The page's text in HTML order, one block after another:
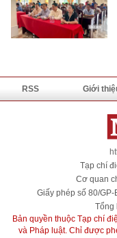
RSS Giới
Tạp chí
Cơ quan
Giấy phép số 80/GP-
Tổng
Bản quyền thuộc Tạp chí
và Pháp luật. Chỉ được